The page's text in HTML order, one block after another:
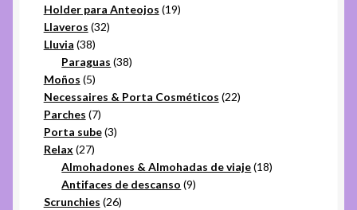
productos
Holder para Anteojos 1919
Llaveros 3232
Lluvia 3838
productos
Paraguas 3838
Moños 55
productos
Necessaires & Porta Cosméticos 2222
Parches 77
productos
Porta sube 33
Relax 2727
productos
Almohadones & Almohadas de viaje 1818
Antifaces de descanso 99
Scrunchies 2626